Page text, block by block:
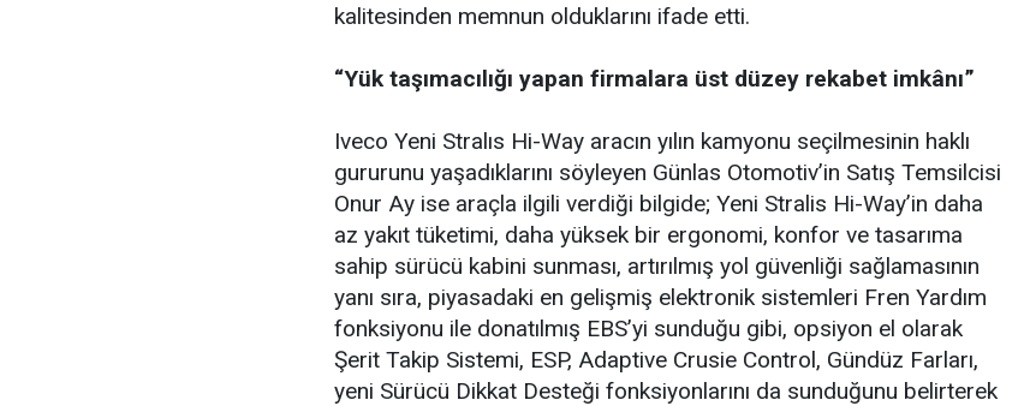
kalitesinden memnun olduklarını ifade etti.
“Yük taşımacılığı yapan firmalara üst düzey rekabet imkânı”
Iveco Yeni Stralıs Hi-Way aracın yılın kamyonu seçilmesinin haklı
gururunu yaşadıklarını söyleyen Günlas Otomotiv’in Satış Temsilcisi
Onur Ay ise araçla ilgili verdiği bilgide; Yeni Stralis Hi-Way’in daha
az yakıt tüketimi, daha yüksek bir ergonomi, konfor ve tasarıma
sahip sürücü kabini sunması, artırılmış yol güvenliği sağlamasının
yanı sıra, piyasadaki en gelişmiş elektronik sistemleri Fren Yardım
fonksiyonu ile donatılmış EBS’yi sunduğu gibi, opsiyon el olarak
Şerit Takip Sistemi, ESP, Adaptive Crusie Control, Gündüz Farları,
yeni Sürücü Dikkat Desteği fonksiyonlarını da sunduğunu belirterek